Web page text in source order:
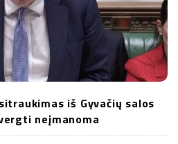
iš Gyvačių salos
neįmanoma